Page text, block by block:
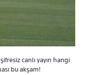
canlı yayın hangi
bu akşam!